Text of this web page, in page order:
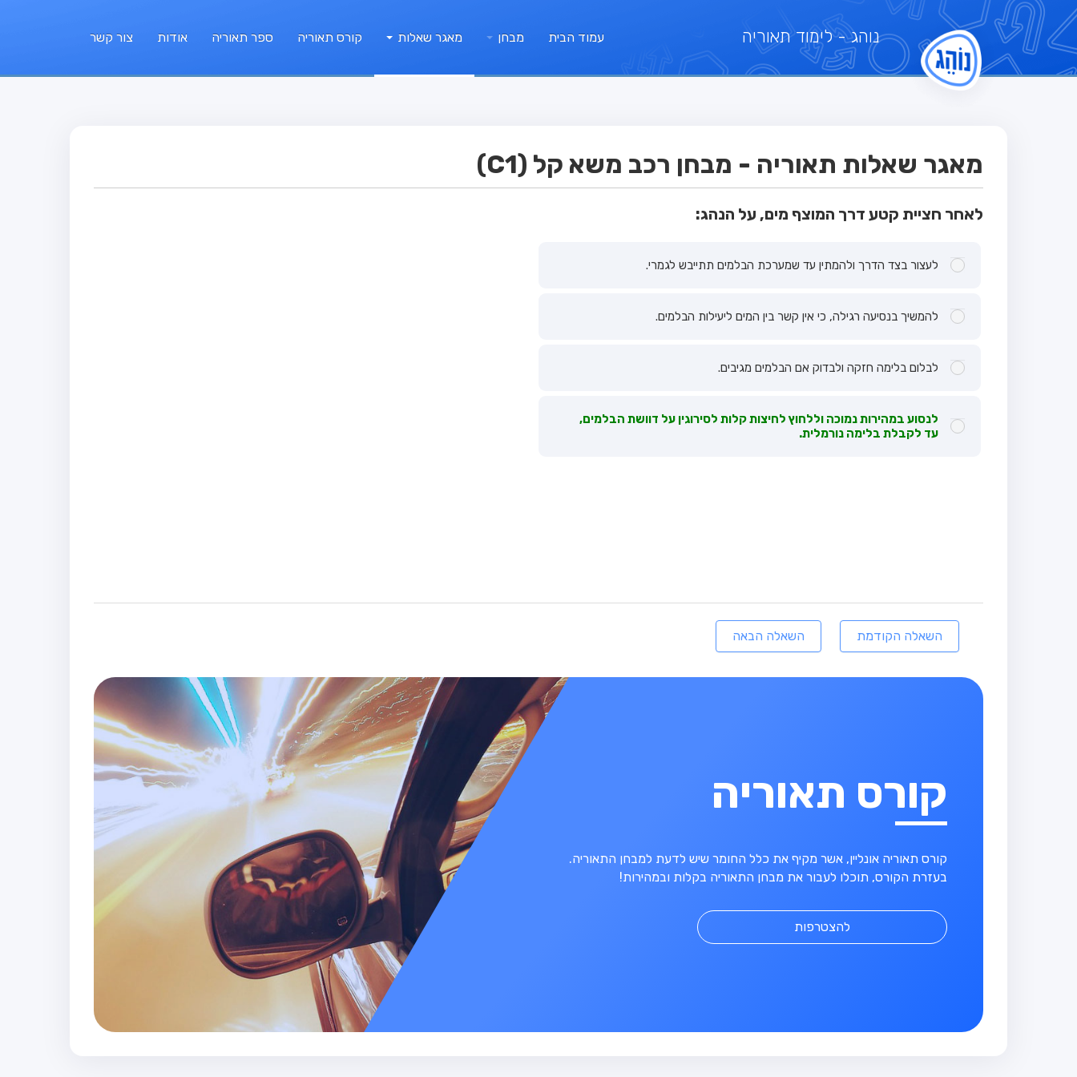
נוהג- לימוד תאוריה עמוד הבית מבחן מאגר שאלות קורס תאוריה ספר תאוריה אודות צור קשר
מאגר שאלות תאוריה - מבחן רכב משא קל (C1)
לאחר חציית קטע דרך המוצף מים, על הנהג:
לעצור בצד הדרך ולהמתין עד שמערכת הבלמים תתייבש לגמרי.
להמשיך בנסיעה רגילה, כי אין קשר בין המים ליעילות הבלמים.
לבלום בלימה חזקה ולבדוק אם הבלמים מגיבים.
לנסוע במהירות נמוכה וללחוץ לחיצות קלות לסירוגין על דוושת הבלמים,
עד לקבלת בלימה נורמלית.
השאלה הקודמת השאלה הבאה
קורס תאוריה
קורס תאוריה אונליין, אשר מקיף את כלל החומר שיש לדעת למבחן התאוריה.
בעזרת הקורס, תוכלו לעבור את מבחן התאוריה בקלות ובמהירות!
להצטרפות